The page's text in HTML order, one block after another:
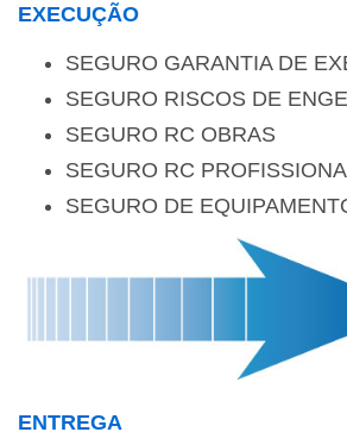
EXECUÇÃO
SEGURO GARANTIA DE
SEGURO RISCOS DE
SEGURO RC OBRAS
SEGURO RC
SEGURO DE
ENTREGA